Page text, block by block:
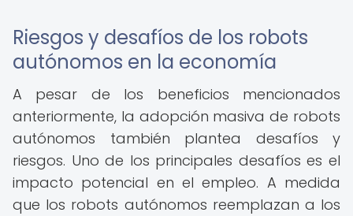
Riesgos y desafíos de los robots
autónomos en la economía
A pesar de los beneficios mencionados
anteriormente, la adopción masiva de robots
autónomos también plantea desafíos y
riesgos. Uno de los principales desafíos es el
impacto potencial en el empleo. A medida
que los robots autónomos reemplazan a los